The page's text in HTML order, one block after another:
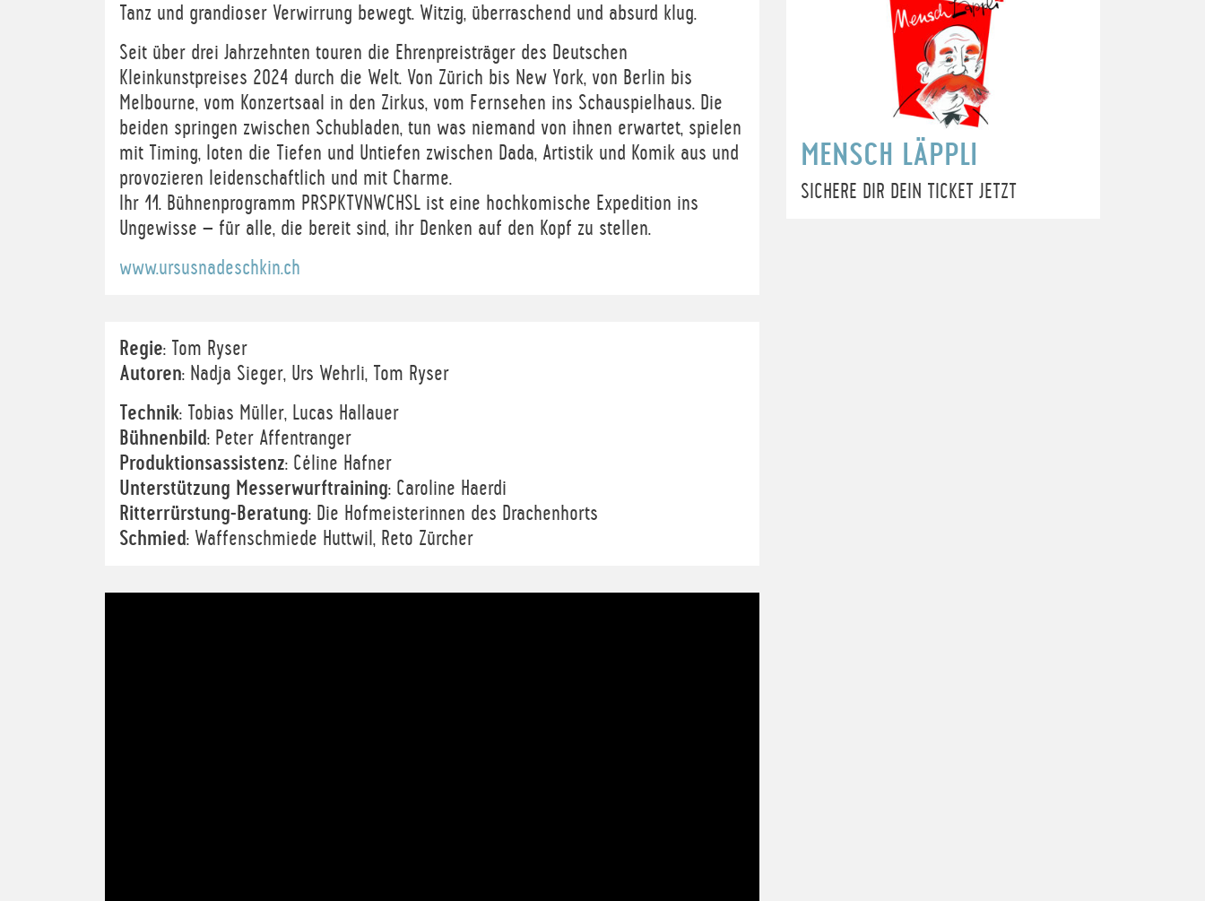
Tanz und grandioser Verwirrung bewegt. Witzig, überraschend und absurd klug.
Seit über drei Jahrzehnten touren die Ehrenpreisträger des Deutschen
Kleinkunstpreises 2024 durch die Welt. Von Zürich bis New York, von Berlin bis
Melbourne, vom Konzertsaal in den Zirkus, vom Fernsehen ins Schauspielhaus. Die
beiden springen zwischen Schubladen, tun was niemand von ihnen erwartet, spielen
mit Timing, loten die Tiefen und Untiefen zwischen Dada, Artistik und Komik aus und
provozieren leidenschaftlich und mit Charme.
Ihr 11. Bühnenprogramm PRSPKTVNWCHSL ist eine hochkomische Expedition ins
Ungewisse – für alle, die bereit sind, ihr Denken auf den Kopf zu stellen.
www.ursusnadeschkin.ch
Regie: Tom Ryser
Autoren: Nadja Sieger, Urs Wehrli, Tom Ryser
Technik: Tobias Müller, Lucas Hallauer
Bühnenbild: Peter Affentranger
Produktionsassistenz: Céline Hafner
Unterstützung Messerwurftraining: Caroline Haerdi
Ritterrürstung-Beratung: Die Hofmeisterinnen des Drachenhorts
Schmied: Waffenschmiede Huttwil, Reto Zürcher
MENSCH LÄPPLI
SICHERE DIR DEIN TICKET JETZT